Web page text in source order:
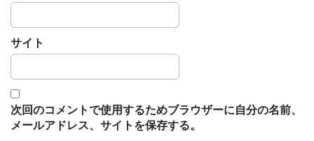
サイト
次回のコメントで使用するためブラウザーに自分の名前、
メールアドレス、サイトを保存する。